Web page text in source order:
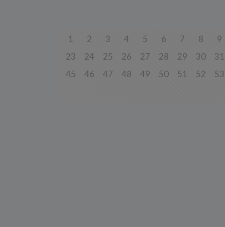
1 2 3 4 5 6 7 8 9
23
24 25 26 27 28 29 30 31
45
46 47 48 49 50 51 52 53
6.
W
Twoje
W